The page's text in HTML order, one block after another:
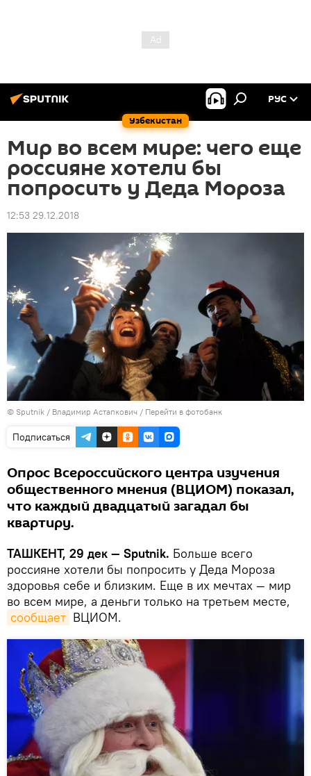
Узбекистан
РУС
Мир во всем мире: чего еще
россияне хотели бы
попросить у Деда Мороза
12:53 29.12.2018
© Sputnik / Владимир Астапкович / Перейти в фотобанк
Подписаться
Опрос Всероссийского центра изучения
общественного мнения (ВЦИОМ) показал,
что каждый двадцатый загадал бы
квартиру.
ТАШКЕНТ, 29 дек — Sputnik. Больше всего
россияне хотели бы попросить у Деда Мороза
здоровья себе и близким. Еще в их мечтах — мир
во всем мире, а деньги только на третьем месте,
сообщает ВЦИОМ.